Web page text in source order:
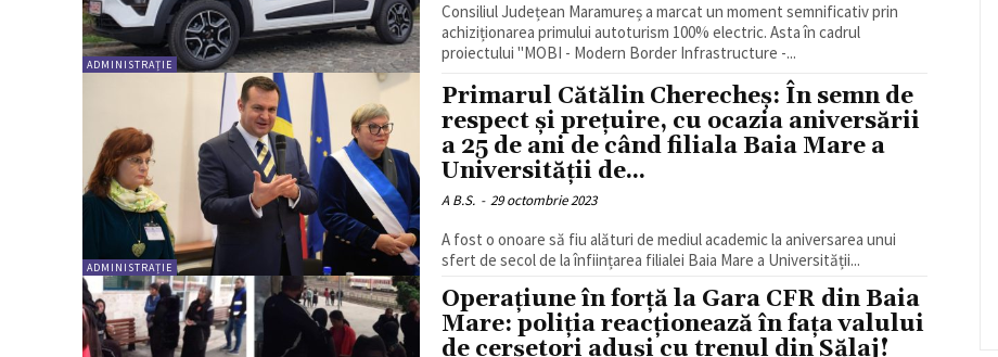
ADMINISTRAȚIE
Consiliul Județean Maramureș a marcat un moment semnificativ prin
achiziționarea primului autoturism 100% electric. Asta în cadrul
proiectului "MOBI - Modern Border Infrastructure -...
ADMINISTRAȚIE
Primarul Cătălin Cherecheș: În semn de
respect și prețuire, cu ocazia aniversării
a 25 de ani de când filiala Baia Mare a
Universității de...
A B.S. - 29 octombrie 2023
A fost o onoare să fiu alături de mediul academic la aniversarea unui
sfert de secol de la înființarea filialei Baia Mare a Universității...
Operațiune în forță la Gara CFR din Baia
Mare: poliția reacționează în fața valului
de cerșetori aduși cu trenul din Sălaj!